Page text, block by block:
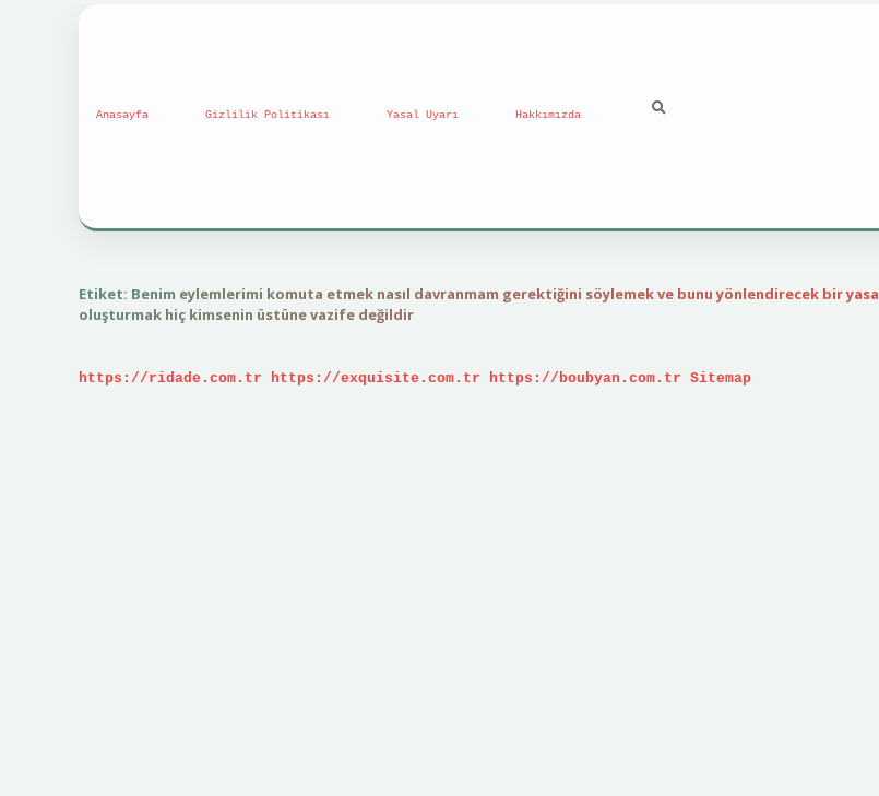
Anasayfa Gizlilik Politikası Yasal Uyarı Hakkımızda
Etiket: Benim eylemlerimi komuta etmek nasıl davranmam gerektiğini söylemek ve bunu yönlendirecek bir yasa
oluşturmak hiç kimsenin üstüne vazife değildir
https://ridade.com.tr https://exquisite.com.tr https://boubyan.com.tr Sitemap